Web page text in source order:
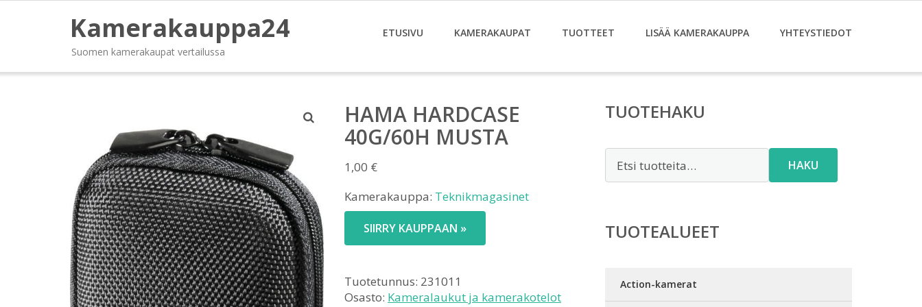
Kamerakauppa24
Suomen kamerakaupat vertailussa
ETUSIVU KAMERAKAUPAT TUOTTEET LISÄÄ KAMERAKAUPPA YHTEYSTIEDOT
HAMA HARDCASE
40G/60H MUSTA
1,00 €
Kamerakauppa: Teknikmagasinet
SIIRRY KAUPPAAN »
Tuotetunnus: 231011
Osasto: Kameralaukut ja kamerakotelot
TUOTEHAKU
HAKU
TUOTEALUEET
Action-kamerat